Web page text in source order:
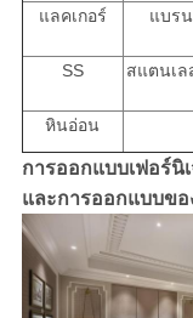
แลคเกอร์
แบร
SS
สแตนเล
หินอ่อน
การออกแบบเฟอร์นิ
และการออกแบบขอ